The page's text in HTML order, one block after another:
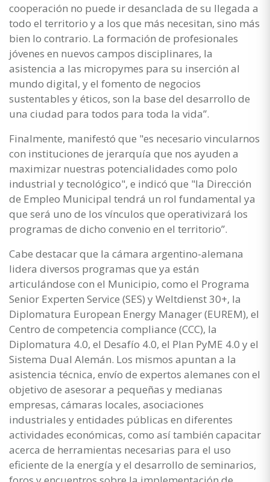
cooperación no puede ir desanclada de su llegada a
todo el territorio y a los que más necesitan, sino más
bien lo contrario. La formación de profesionales
jóvenes en nuevos campos disciplinares, la
asistencia a las micropymes para su inserción al
mundo digital, y el fomento de negocios
sustentables y éticos, son la base del desarrollo de
una ciudad para todos para toda la vida”.
Finalmente, manifestó que "es necesario vincularnos
con instituciones de jerarquía que nos ayuden a
maximizar nuestras potencialidades como polo
industrial y tecnológico", e indicó que "la Dirección
de Empleo Municipal tendrá un rol fundamental ya
que será uno de los vínculos que operativizará los
programas de dicho convenio en el territorio”.
Cabe destacar que la cámara argentino-alemana
lidera diversos programas que ya están
articulándose con el Municipio, como el Programa
Senior Experten Service (SES) y Weltdienst 30+, la
Diplomatura European Energy Manager (EUREM), el
Centro de competencia compliance (CCC), la
Diplomatura 4.0, el Desafío 4.0, el Plan PyME 4.0 y el
Sistema Dual Alemán. Los mismos apuntan a la
asistencia técnica, envío de expertos alemanes con el
objetivo de asesorar a pequeñas y medianas
empresas, cámaras locales, asociaciones
industriales y entidades públicas en diferentes
actividades económicas, como así también capacitar
acerca de herramientas necesarias para el uso
eficiente de la energía y el desarrollo de seminarios,